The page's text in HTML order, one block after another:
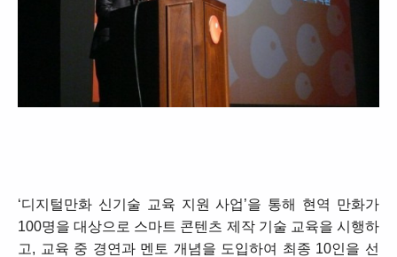
‘디지털만화 신기술 교육 지원 사업’을 통해 현역 만화가
100명을 대상으로 스마트 콘텐츠 제작 기술 교육을 시행하
고, 교육 중 경연과 멘토 개념을 도입하여 최종 10인을 선